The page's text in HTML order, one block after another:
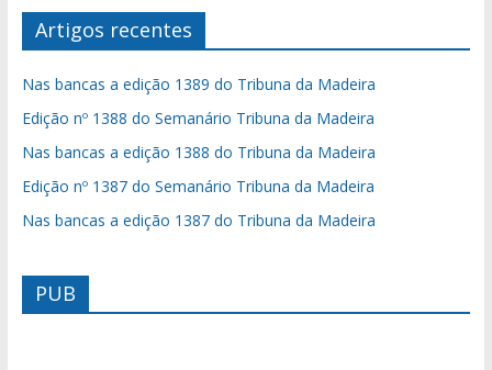
Artigos recentes
Nas bancas a edição 1389 do Tribuna da Madeira
Edição nº 1388 do Semanário Tribuna da Madeira
Nas bancas a edição 1388 do Tribuna da Madeira
Edição nº 1387 do Semanário Tribuna da Madeira
Nas bancas a edição 1387 do Tribuna da Madeira
PUB